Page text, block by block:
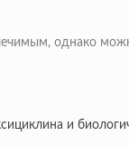
однако
и